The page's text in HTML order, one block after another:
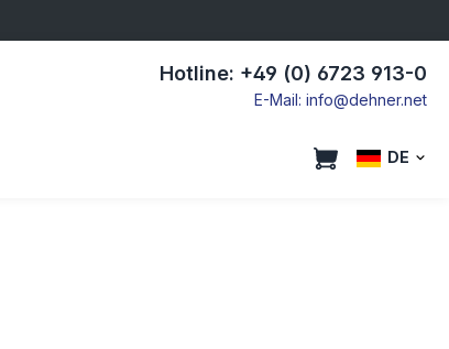
Hotline: +49 (0) 6723 913-0
E-Mail: info@dehner.net
DE